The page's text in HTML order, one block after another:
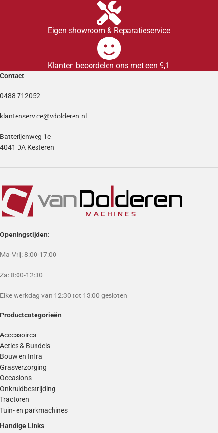
Eigen showroom & Reparatieservice
Klanten beoordelen ons met een 9,1
Contact
0488 712052
klantenservice@vdolderen.nl
Batterijenweg 1c
4041 DA Kesteren
Openingstijden:
Ma-Vrij: 8:00-17:00
Za: 8:00-12:30
Elke werkdag van 12:30 tot 13:00 gesloten
Productcategorieën
Accessoires
Acties & Bundels
Bouw en Infra
Grasverzorging
Occasions
Onkruidbestrijding
Tractoren
Tuin- en parkmachines
Handige Links